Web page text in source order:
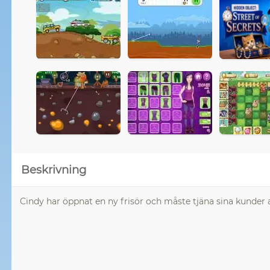
Beskrivning
Cindy har öppnat en ny frisör och måste tjäna sina